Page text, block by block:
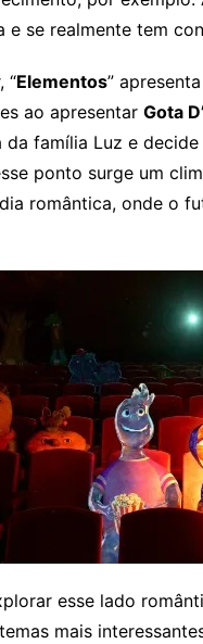
e se realmente tem
“Elementos”
ao apresentar Gota
família Luz e
ponto surge um
romântica, onde o
esse lado
mais